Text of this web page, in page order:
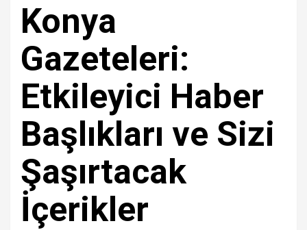
Konya
Gazeteleri:
Etkileyici Haber
Başlıkları ve Sizi
Şaşırtacak
İçerikler